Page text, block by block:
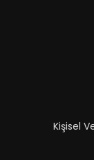
Kişisel